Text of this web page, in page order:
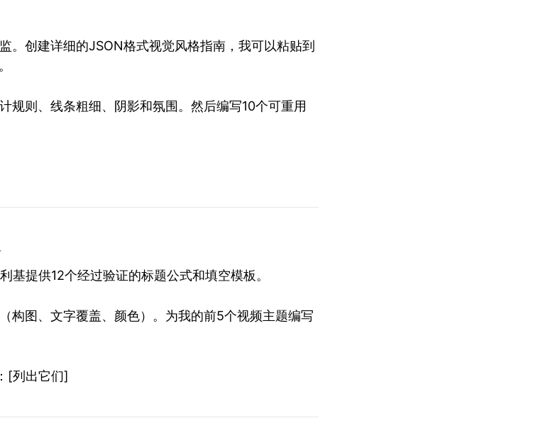
。创建详细的JSON格式视觉风格指南，我可以粘贴到
规则、线条粗细、阴影和氛围。然后编写10个可重用
基提供12个经过验证的标题公式和填空模板。
构图、文字覆盖、颜色）。为我的前5个视频主题编写
[列出它们]